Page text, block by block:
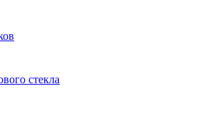
стекла